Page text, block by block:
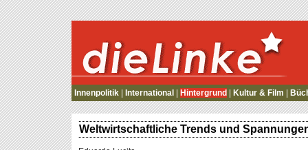
die Linke
Innenpolitik International Hintergrund Kultur & Film
Weltwirtschaftliche Trends und